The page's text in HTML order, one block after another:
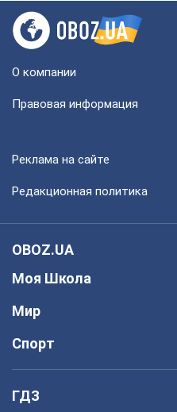
О компании
Правовая информация
Реклама на сайте
Редакционная политика
OBOZ.UA
Моя Школа
Мир
Спорт
ГДЗ